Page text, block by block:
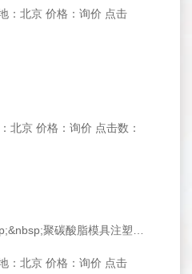
：北京 价格：询价 点击
北京 价格：询价 点击数：
：北京 价格：询价 点击